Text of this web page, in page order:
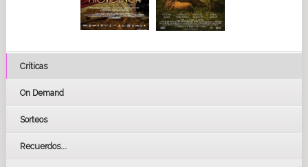
Críticas
On Demand
Sorteos
Recuerdos...